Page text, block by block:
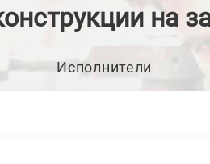
на
Исполнители